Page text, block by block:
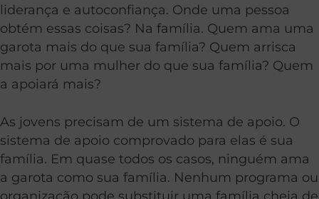
liderança e autoconfiança. Onde uma pessoa
obtém essas coisas? Na família. Quem ama uma
garota mais do que sua família? Quem arrisca
mais por uma mulher do que sua família? Quem
a apoiará mais?
As jovens precisam de um sistema de apoio. O
sistema de apoio comprovado para elas é sua
família. Em quase todos os casos, ninguém ama
a garota como sua família. Nenhum programa ou
organização pode substituir uma família cheia de